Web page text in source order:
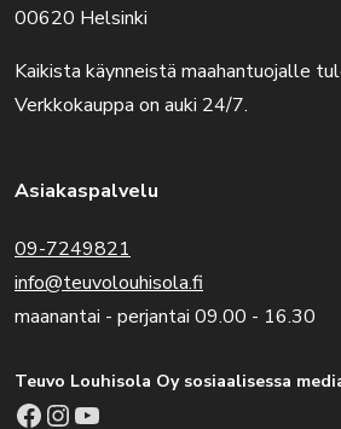
00620 Helsinki
Kaikista käynneistä maahantuojalle
Verkkokauppa on auki 24/7.
Asiakaspalvelu
09-7249821
info@teuvolouhisola.fi
maanantai - perjantai 09.00 - 16.30
Teuvo Louhisola Oy sosiaalisessa
Facebook Instagram YouTube